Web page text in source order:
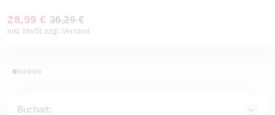
28,99 € 36,29 €
inkl. MwSt. zzgl. Versand
Buchart: